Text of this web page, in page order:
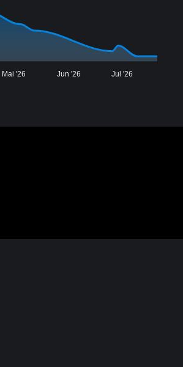
Mai '26 Jun '26 Jul '26